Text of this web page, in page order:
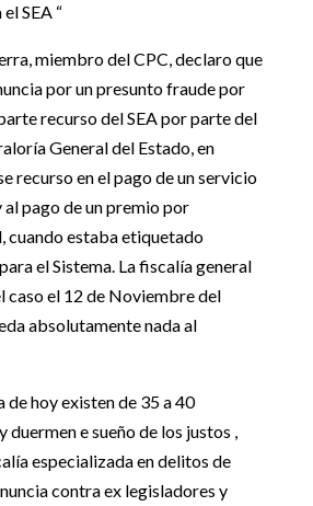
SEA “
miembro del CPC, declaro que
por un presunto fraude por
recurso del SEA por parte del
General del Estado, en
recurso en el pago de un servicio
pago de un premio por
cuando estaba etiquetado
el Sistema. La fiscalía general
caso el 12 de Noviembre del
absolutamente nada al
de hoy existen de 35 a 40
duermen e sueño de los justos ,
especializada en delitos de
contra ex legisladores y